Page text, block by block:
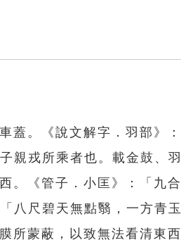
蓋。《說文解字．羽部》
親戎所乘者也。載金鼓、
。《管子．小匡》：「九
八尺碧天無點翳，一方青
所蒙蔽，以致無法看清東